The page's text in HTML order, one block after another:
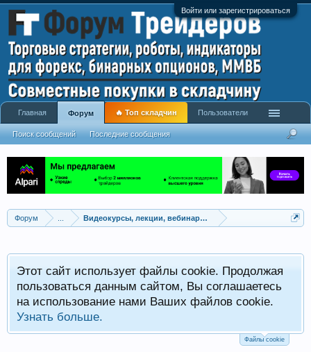
Войти или зарегистрироваться
Форум Видеокурсы, лекции, вебинары, учебный материал
Этот сайт использует файлы cookie. Продолжая
пользоваться данным сайтом, Вы соглашаетесь
на использование нами Ваших файлов cookie.
Узнать больше.
Файлы cookie
Главная Форум
Поиск сообщений Последние сообщения
🔥 Топ складчин Пользователи